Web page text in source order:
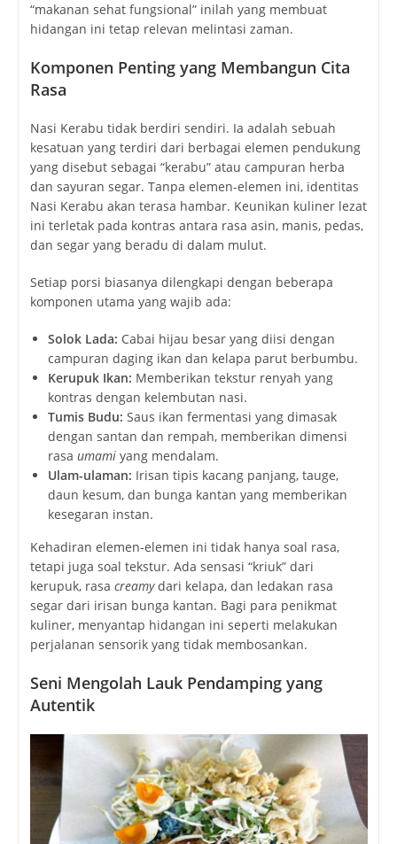
“makanan sehat fungsional” inilah yang membuat
hidangan ini tetap relevan melintasi zaman.
Komponen Penting yang Membangun Cita
Rasa
Nasi Kerabu tidak berdiri sendiri. Ia adalah sebuah
kesatuan yang terdiri dari berbagai elemen pendukung
yang disebut sebagai “kerabu” atau campuran herba
dan sayuran segar. Tanpa elemen-elemen ini, identitas
Nasi Kerabu akan terasa hambar. Keunikan kuliner lezat
ini terletak pada kontras antara rasa asin, manis, pedas,
dan segar yang beradu di dalam mulut.
Setiap porsi biasanya dilengkapi dengan beberapa
komponen utama yang wajib ada:
Solok Lada: Cabai hijau besar yang diisi dengan
campuran daging ikan dan kelapa parut berbumbu.
Kerupuk Ikan: Memberikan tekstur renyah yang
kontras dengan kelembutan nasi.
Tumis Budu: Saus ikan fermentasi yang dimasak
dengan santan dan rempah, memberikan dimensi
rasa umamiyang mendalam.
Ulam-ulaman: Irisan tipis kacang panjang, tauge,
daun kesum, dan bunga kantan yang memberikan
kesegaran instan.
Kehadiran elemen-elemen ini tidak hanya soal rasa,
tetapi juga soal tekstur. Ada sensasi “kriuk” dari
kerupuk, rasa creamydari kelapa, dan ledakan rasa
segar dari irisan bunga kantan. Bagi para penikmat
kuliner, menyantap hidangan ini seperti melakukan
perjalanan sensorik yang tidak membosankan.
Seni Mengolah Lauk Pendamping yang
Autentik